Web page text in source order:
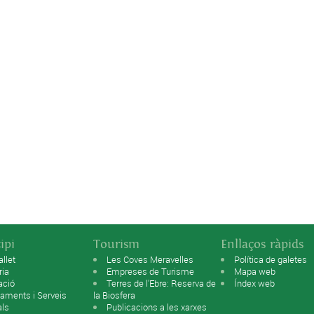
i Serveis
Tourism
Les Coves Meravelles
Empreses de Turisme
Terres de l'Ebre: Reserva de
la Biosfera
Publicacions a les xarxes
Enllaços ràpids
Política de galetes
Mapa web
Índex web